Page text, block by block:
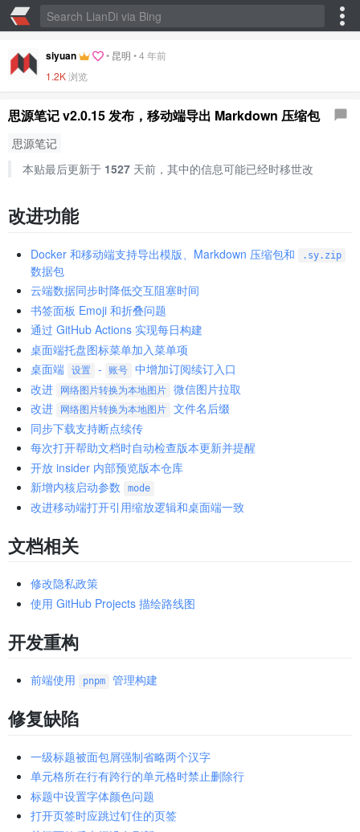
siyuan • 昆明 •4 年前
1.2K浏览
思源笔记 v2.0.15 发布，移动端导出 Markdown 压缩包
思源笔记
本贴最后更新于 1527天前，其中的信息可能已经时移世改
改进功能
Docker 和移动端支持导出模版、Markdown 压缩包和 .sy.zip
数据包
云端数据同步时降低交互阻塞时间
书签面板 Emoji 和折叠问题
通过 GitHub Actions 实现每日构建
桌面端托盘图标菜单加入菜单项
桌面端
设置 - 账号
中增加订阅续订入口
改进
网络图片转换为本地图片
微信图片拉取
改进
网络图片转换为本地图片
文件名后缀
同步下载支持断点续传
每次打开帮助文档时自动检查版本更新并提醒
开放 insider 内部预览版本仓库
新增内核启动参数
mode
改进移动端打开引用缩放逻辑和桌面端一致
文档相关
修改隐私政策
使用 GitHub Projects 描绘路线图
开发重构
前端使用 pnpm 管理构建
修复缺陷
一级标题被面包屑强制省略两个汉字
单元格所在行有跨行的单元格时禁止删除行
标题中设置字体颜色问题
打开页签时应跳过钉住的页签